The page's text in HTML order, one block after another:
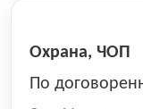
Охрана, ЧОП
По